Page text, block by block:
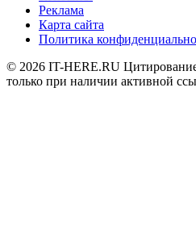
Реклама
Карта сайта
Политика
© 2026 IT-HERE.RU
только при наличии активной